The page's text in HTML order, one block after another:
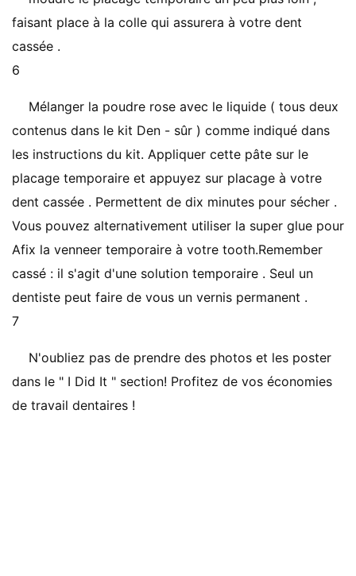
faisant place à la colle qui assurera à votre dent
cassée .
6
Mélanger la poudre rose avec le liquide ( tous deux
contenus dans le kit Den - sûr ) comme indiqué dans
les instructions du kit. Appliquer cette pâte sur le
placage temporaire et appuyez sur placage à votre
dent cassée . Permettent de dix minutes pour sécher .
Vous pouvez alternativement utiliser la super glue pour
Afix la venneer temporaire à votre tooth.Remember
cassé : il s'agit d'une solution temporaire . Seul un
dentiste peut faire de vous un vernis permanent .
7
N'oubliez pas de prendre des photos et les poster
dans le " I Did It " section! Profitez de vos économies
de travail dentaires !